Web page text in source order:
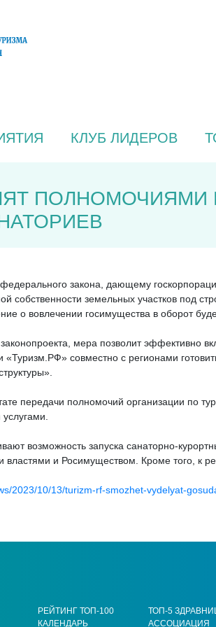
КЛУБ ЛИДЕРОВ
ПОЛНОМОЧИЯМИ
закона, дающему
земельных участков под
о вовлечении госимущества в оборот
мера позволит эффективно
«Туризм.РФ» совместно с регионами
передачи полномочий организации по
возможность запуска санаторно-
властями и Росимуществом. Кроме того, к
2023/10/13/turizm-rf-smozhet-vydelyat-
РЕЙТИНГ ТОП-100
КАЛЕНДАРЬ
ТОП-5
АССОЦИАЦИЯ